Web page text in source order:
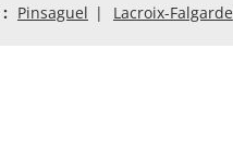
Pinsaguel Lacroix-Falgarde